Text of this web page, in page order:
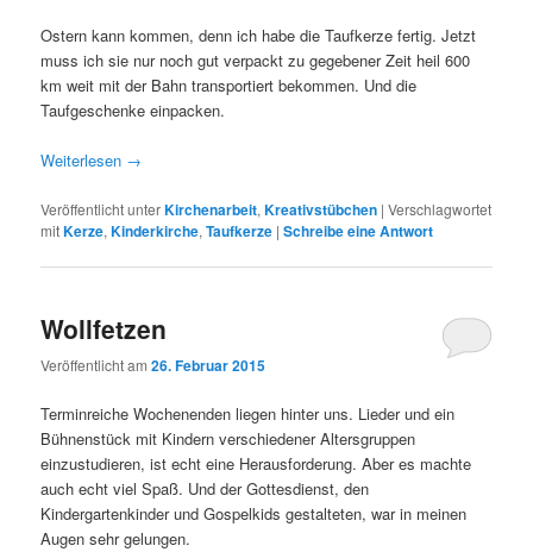
Ostern kann kommen, denn ich habe die Taufkerze fertig. Jetzt
muss ich sie nur noch gut verpackt zu gegebener Zeit heil 600
km weit mit der Bahn transportiert bekommen. Und die
Taufgeschenke einpacken.
Weiterlesen →
Veröffentlicht unterKirchenarbeit,Kreativstübchen |Verschlagwortet
mitKerze,Kinderkirche,Taufkerze |Schreibe eine Antwort
Wollfetzen
Veröffentlicht am26. Februar 2015
Terminreiche Wochenenden liegen hinter uns. Lieder und ein
Bühnenstück mit Kindern verschiedener Altersgruppen
einzustudieren, ist echt eine Herausforderung. Aber es machte
auch echt viel Spaß. Und der Gottesdienst, den
Kindergartenkinder und Gospelkids gestalteten, war in meinen
Augen sehr gelungen.